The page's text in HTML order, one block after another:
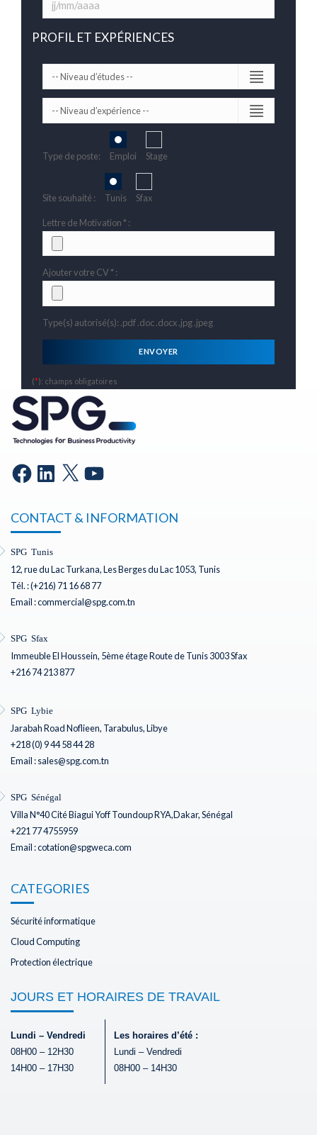
PROFIL ET EXPÉRIENCES
Type de poste: Emploi Stage
Site souhaité : Tunis Sfax
Lettre de Motivation * :
Ajouter votre CV * :
Type(s) autorisé(s): .pdf .doc .docx .jpg .jpeg
(*): champs obligatoires
CONTACT & INFORMATION
SPG Tunis
12, rue du Lac Turkana, Les Berges du Lac 1053, Tunis
Tél. : (+216) 71 16 68 77
Email : commercial@spg.com.tn
SPG Sfax
Immeuble El Houssein, 5ème étage Route de Tunis 3003 Sfax
+216 74 213 877
SPG Lybie
Jarabah Road Noflieen, Tarabulus, Libye
+218 (0) 9 44 58 44 28
Email : sales@spg.com.tn
SPG Sénégal
Villa N°40 Cité Biagui Yoff Toundoup RYA,Dakar, Sénégal
+221 77 4755959
Email : cotation@spgweca.com
CATEGORIES
Sécurité informatique
Cloud Computing
Protection électrique
JOURS ET HORAIRES DE TRAVAIL
Lundi – Vendredi
08H00 – 12H30
14H00 – 17H30
Les horaires d’été :
Lundi – Vendredi
08H00 – 14H30